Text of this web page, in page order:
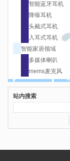
智能蓝牙耳机
降噪耳机
头戴式耳机
入耳式耳机
智能家居领域
多媒体喇叭
mems麦克风
站内搜索